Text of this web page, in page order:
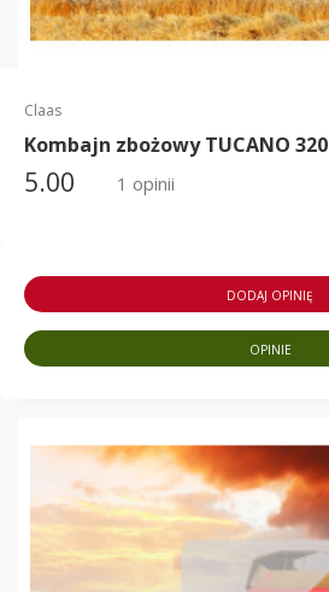
Claas
Kombajn zbożowy TUCANO 320
5.00 1 opinii
DODAJ OPINIĘ
OPINIE